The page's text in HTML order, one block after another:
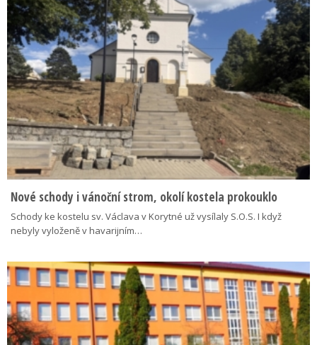
Nové schody i vánoční strom, okolí kostela prokouklo
Schody ke kostelu sv. Václava v Korytné už vysílaly S.O.S. I když
nebyly vyloženě v havarijním…